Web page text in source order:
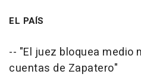
EL PAÍS
-- "El juez bloquea medio
cuentas de Zapatero"